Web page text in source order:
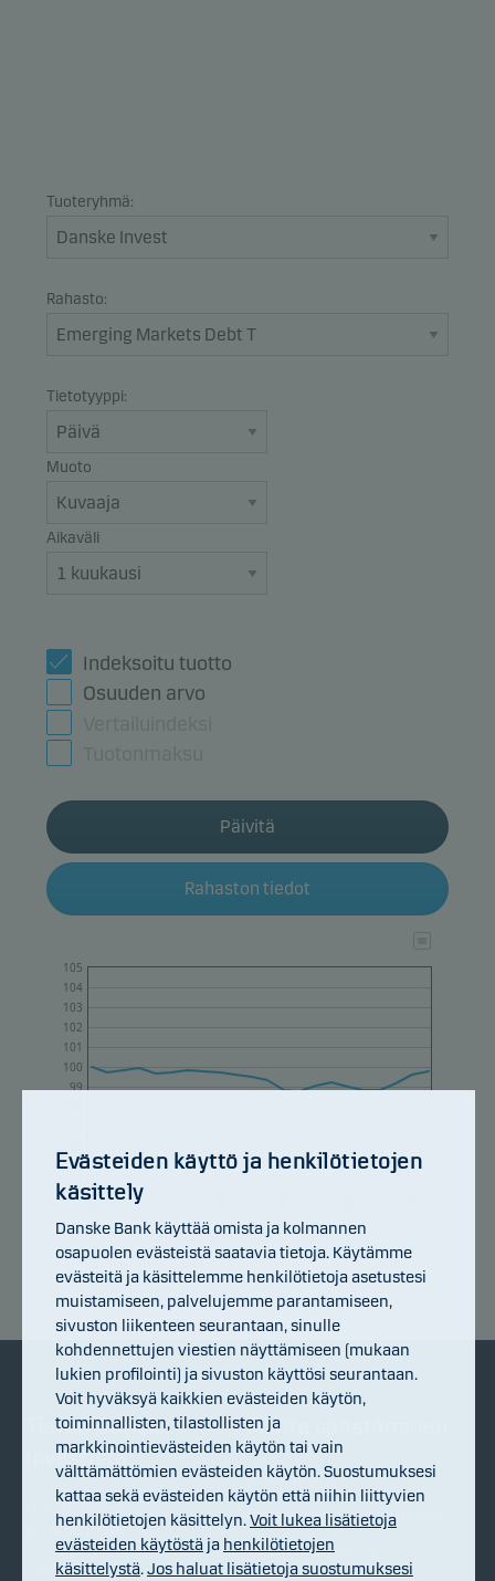
Tuoteryhmä:
Rahasto:
Tietotyyppi:
Muoto
Aikaväli
Indeksoitu tuotto
Osuuden arvo
Päivitä
Rahaston tiedot
94
95
99
100
101
102
103
104
105
07.07.2026 13.07.2026 17.07.2026 23.07.2026 29.07.2026
Indeksoitu tuotto
Tietoa Danske
Investistä
Danske Invest
pähkinänkuoressa
Vastuullisuus
Aloita säästäminen
Mikä on rahasto?
Rahastosijoittamisen hyödyt?
Näin pääset alkuun
Evästeiden käyttö ja henkilötietojen
käsittely
Danske Bank käyttää omista ja kolmannen
osapuolen evästeistä saatavia tietoja. Käytämme
evästeitä ja käsittelemme henkilötietoja asetustesi
muistamiseen, palvelujemme parantamiseen,
sivuston liikenteen seurantaan, sinulle
kohdennettujen viestien näyttämiseen (mukaan
lukien profilointi) ja sivuston käyttösi seurantaan.
Voit hyväksyä kaikkien evästeiden käytön,
toiminnallisten, tilastollisten ja
markkinointievästeiden käytön tai vain
välttämättömien evästeiden käytön. Suostumuksesi
kattaa sekä evästeiden käytön että niihin liittyvien
henkilötietojen käsittelyn.Voit lukea lisätietoja
evästeiden käytöstä ja henkilötietojen
käsittelystä.Jos haluat lisätietoja suostumuksesi